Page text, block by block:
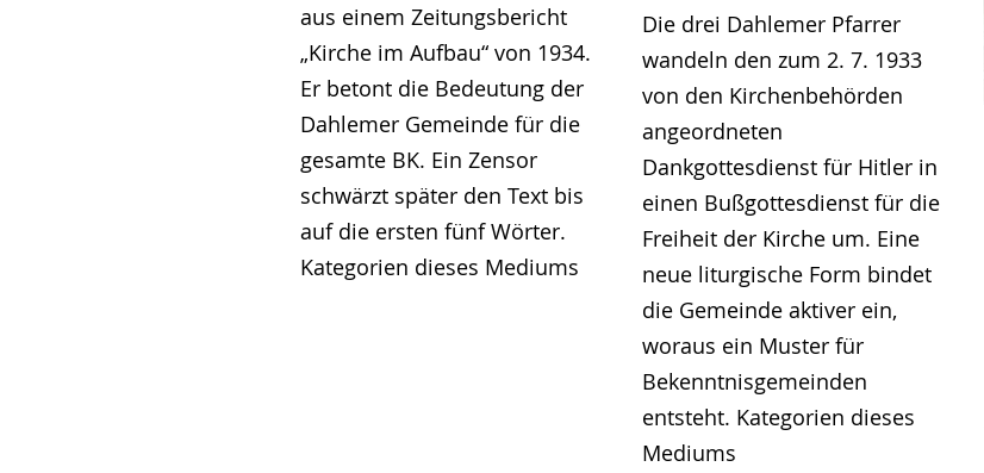
aus einem Zeitungsbericht
„Kirche im Aufbau“ von 1934.
Er betont die Bedeutung der
Dahlemer Gemeinde für die
gesamte BK. Ein Zensor
schwärzt später den Text bis
auf die ersten fünf Wörter.
Kategorien dieses Mediums
Die drei Dahlemer Pfarrer
wandeln den zum 2. 7. 1933
von den Kirchenbehörden
angeordneten
Dankgottesdienst für Hitler in
einen Bußgottesdienst für die
Freiheit der Kirche um. Eine
neue liturgische Form bindet
die Gemeinde aktiver ein,
woraus ein Muster für
Bekenntnisgemeinden
entsteht. Kategorien dieses
Mediums